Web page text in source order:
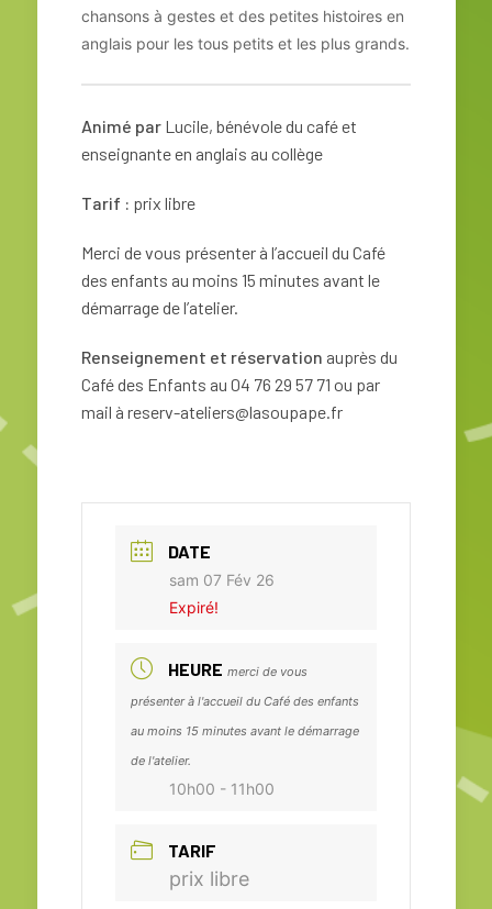
chansons à gestes et des petites histoires en
anglais pour les tous petits et les plus grands.
Animé par Lucile, bénévole du café et
enseignante en anglais au collège
Tarif : prix libre
Merci de vous présenter à l’accueil du Café
des enfants au moins 15 minutes avant le
démarrage de l’atelier.
Renseignement et réservation auprès du
Café des Enfants au 04 76 29 57 71 ou par
mail à reserv-ateliers@lasoupape.fr
DATE
sam 07 Fév 26
Expiré!
HEURE merci de vous
présenter à l'accueil du Café des enfants
au moins 15 minutes avant le démarrage
de l'atelier.
10h00 - 11h00
TARIF
prix libre